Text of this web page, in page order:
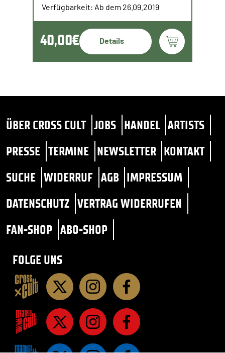
Verfügbarkeit: Ab dem 26.09.2019
40,00€ Details
ÜBER CROSS CULT JOBS HANDEL ARTISTS
PRESSE TERMINE NEWSLETTER KONTAKT
SUCHE WIDERRUF AGB IMPRESSUM
DATENSCHUTZ VERTRAG WIDERRUFEN
FAN-SHOP ABO-SHOP
FOLGE UNS